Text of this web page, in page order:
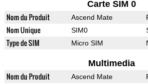
Carte SIM 0
Nom du Produit Ascend Mate
Nom Unique SIM0
Type de SIM Micro SIM
Multimedia
Nom du Produit Ascend Mate